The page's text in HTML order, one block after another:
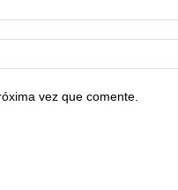
vez que comente.